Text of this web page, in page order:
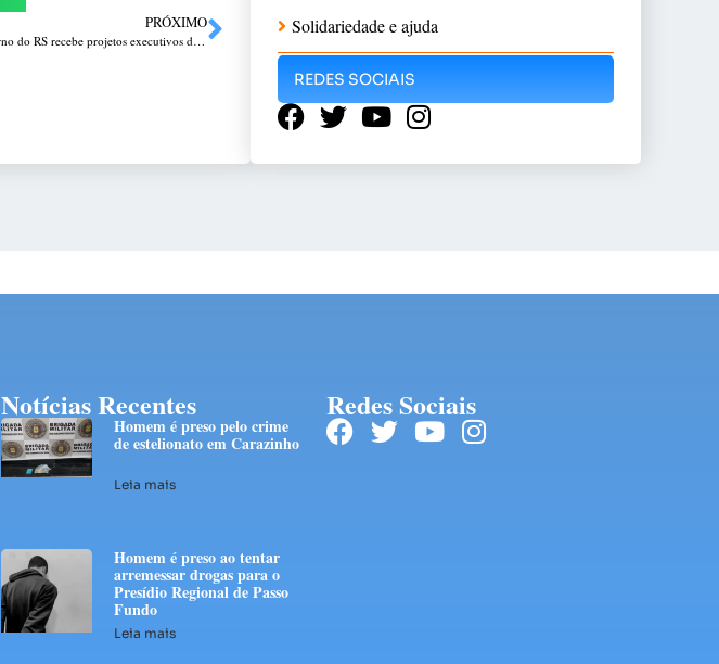
PRÓXIMO
Trevos da Caravela e Santa Marta: Governo do RS recebe projetos executivos da maior obra rodoviária da história de Passo Fundo
Solidariedade e ajuda
REDES SOCIAIS
Notícias Recentes
Homem é preso pelo crime
de estelionato em Carazinho
Leia mais
Homem é preso ao tentar
arremessar drogas para o
Presídio Regional de Passo
Fundo
Leia mais
Redes Sociais